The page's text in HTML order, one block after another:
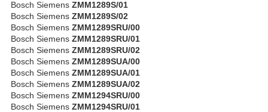
Bosch Siemens ZMM1289S/01
Bosch Siemens ZMM1289S/02
Bosch Siemens ZMM1289SRU/00
Bosch Siemens ZMM1289SRU/01
Bosch Siemens ZMM1289SRU/02
Bosch Siemens ZMM1289SUA/00
Bosch Siemens ZMM1289SUA/01
Bosch Siemens ZMM1289SUA/02
Bosch Siemens ZMM1294SRU/00
Bosch Siemens ZMM1294SRU/01